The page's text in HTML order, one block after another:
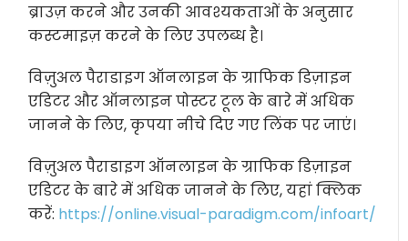
ब्राउज़ करने और उनकी आवश्यकताओं के अनुसार
कस्टमाइज़ करने के लिए उपलब्ध है।
विज़ुअल पैराडाइग ऑनलाइन के ग्राफिक डिज़ाइन
एडिटर और ऑनलाइन पोस्टर टूल के बारे में अधिक
जानने के लिए, कृपया नीचे दिए गए लिंक पर जाएं।
विज़ुअल पैराडाइग ऑनलाइन के ग्राफिक डिज़ाइन
एडिटर के बारे में अधिक जानने के लिए, यहां क्लिक
करें: https://online.visual-paradigm.com/infoart/